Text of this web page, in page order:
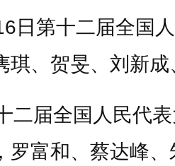
第十二届全国人
琪、贺旻、刘新
届全国人民代表
罗富和、蔡达峰